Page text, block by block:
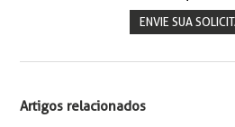
ENVIE SUA
Artigos relacionados